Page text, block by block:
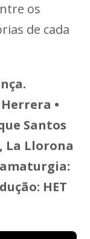
os
de cada
•
Santos
La Llorona
HET